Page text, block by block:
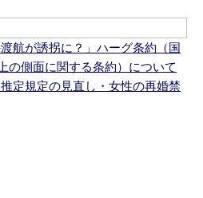
航が誘拐に？」ハーグ条約（国
の側面に関する条約）について
定規定の見直し・女性の再婚禁